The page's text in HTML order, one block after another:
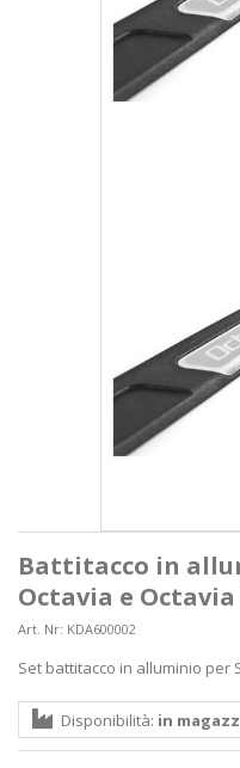
Battitacco in
Octavia e Octavia
Art. Nr: KDA600002
Set battitacco in alluminio per
Disponibilità: in